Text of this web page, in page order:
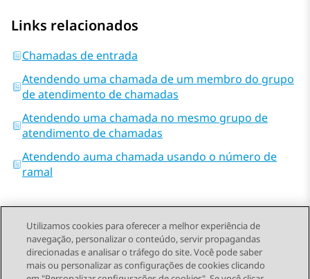
Links relacionados
Chamadas de entrada
Atendendo uma chamada de um membro do grupo
de atendimento de chamadas
Atendendo uma chamada no mesmo grupo de
atendimento de chamadas
Atendendo auma chamada usando o número de
ramal
Send Feedback
Utilizamos cookies para oferecer a melhor experiência de
navegação, personalizar o conteúdo, servir propagandas
direcionadas e analisar o tráfego do site. Você pode saber
mais ou personalizar as configurações de cookies clicando